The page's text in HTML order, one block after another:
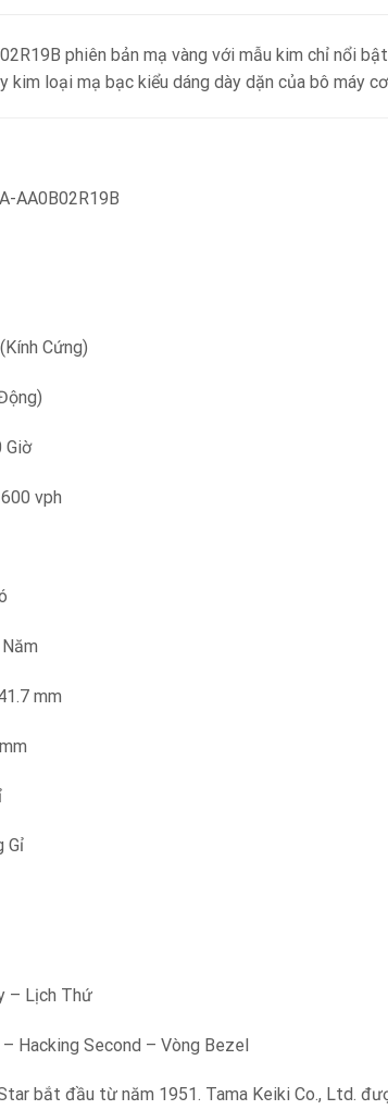
phiên bản mạ vàng với mẫu kim chỉ nổi
kim loại mạ bạc kiểu dáng dày dặn của bô máy cơ.
AA0B02R19B
Cứng)
Giờ
vph
mm
Gỉ
– Lịch Thứ
– Hacking Second – Vòng Bezel
bắt đầu từ năm 1951. Tama Keiki Co., Ltd.